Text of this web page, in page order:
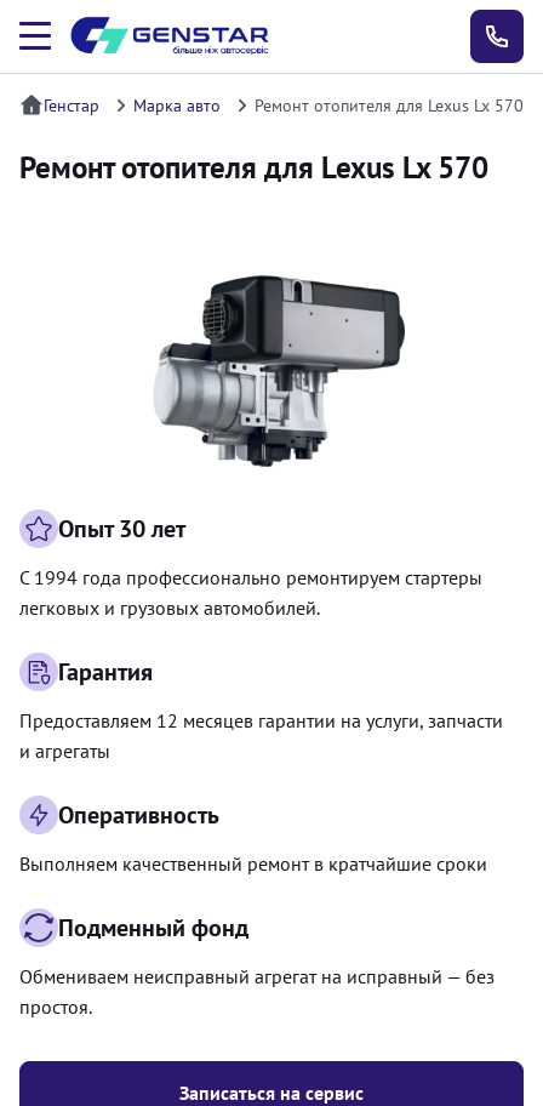
Генстар Марка авто Ремонт отопителя для Lexus Lx 570
Ремонт отопителя для Lexus Lx 570
Записаться на сервис
Опыт 30 лет
С 1994 года профессионально ремонтируем стартеры
легковых и грузовых автомобилей.
Гарантия
Предоставляем 12 месяцев гарантии на услуги, запчасти
и агрегаты
Оперативность
Выполняем качественный ремонт в кратчайшие сроки
Подменный фонд
Обмениваем неисправный агрегат на исправный — без
простоя.